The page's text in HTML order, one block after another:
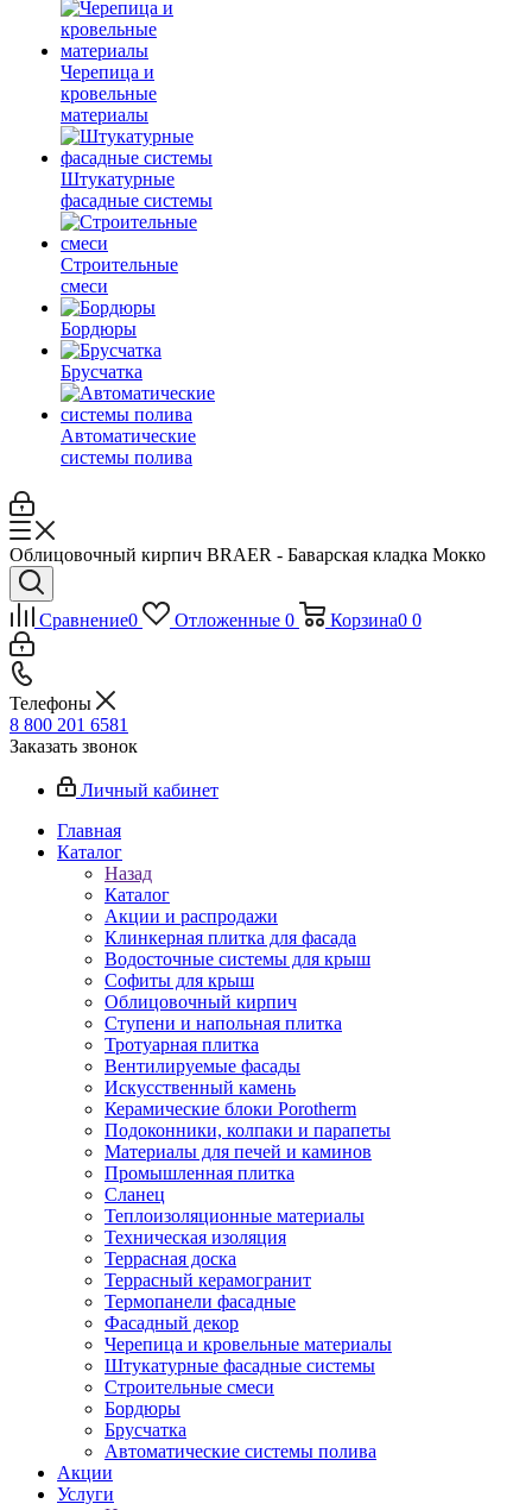
Черепица и
кровельные
материалы
Штукатурные
фасадные системы
Строительные
смеси
Бордюры
Брусчатка
Автоматические
системы полива
Облицовочный кирпич BRAER - Баварская кладка Мокко
Сравнение0 Отложенные 0 Корзина0 0
Телефоны
8 800 201 6581
Заказать звонок
Личный кабинет
Главная
Каталог
Назад
Каталог
Акции и распродажи
Клинкерная плитка для фасада
Водосточные системы для крыш
Софиты для крыш
Облицовочный кирпич
Ступени и напольная плитка
Тротуарная плитка
Вентилируемые фасады
Искусственный камень
Керамические блоки Porotherm
Подоконники, колпаки и парапеты
Материалы для печей и каминов
Промышленная плитка
Сланец
Теплоизоляционные материалы
Техническая изоляция
Террасная доска
Террасный керамогранит
Термопанели фасадные
Фасадный декор
Черепица и кровельные материалы
Штукатурные фасадные системы
Строительные смеси
Бордюры
Брусчатка
Автоматические системы полива
Акции
Услуги